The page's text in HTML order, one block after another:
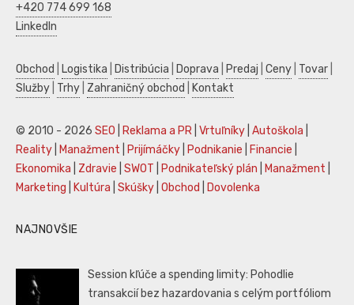
+420 774 699 168
LinkedIn
Obchod Logistika Distribúcia Doprava Predaj Ceny Tovar
Služby Trhy Zahraničný obchod Kontakt
© 2010 - 2026 SEO Reklama a PR Vrtuľníky Autoškola
Reality
Manažment Prijímáčky Podnikanie Financie
Ekonomika
Zdravie SWOT Podnikateľský plán Manažment
Marketing
Kultúra Skúšky Obchod Dovolenka
NAJNOVŠIE
Session kľúče a spending limity: Pohodlie
transakcií bez hazardovania s celým portfóliom